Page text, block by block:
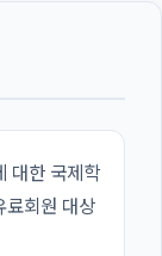
대한 국제학
료회원 대상